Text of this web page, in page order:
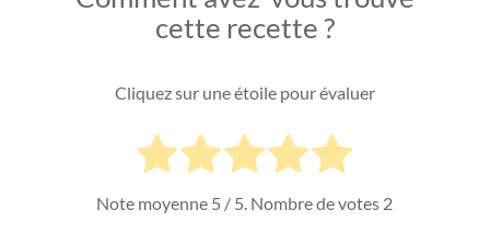
cette recette ?
Cliquez sur une étoile pour évaluer
Note moyenne 5 / 5. Nombre de votes 2